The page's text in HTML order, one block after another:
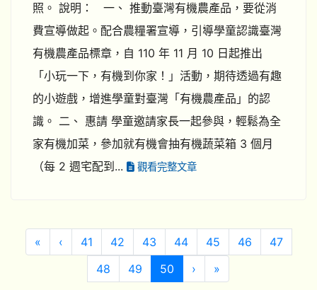
照。 說明： 一、 推動臺灣有機農產品，要從消
費宣導做起。配合農糧署宣導，引導學童認識臺灣
有機農產品標章，自 110 年 11 月 10 日起推出
「小玩一下，有機到你家！」活動，期待透過有趣
的小遊戲，增進學童對臺灣「有機農產品」的認
識。 二、 惠請 學童邀請家長一起參與，輕鬆為全
家有機加菜，參加就有機會抽有機蔬菜箱 3 個月
（每 2 週宅配到...
觀看完整文章
«第一頁
‹上一頁
41 42 43 44 45 46
47
48
49 50 (目前頁次)
› 下一頁
»